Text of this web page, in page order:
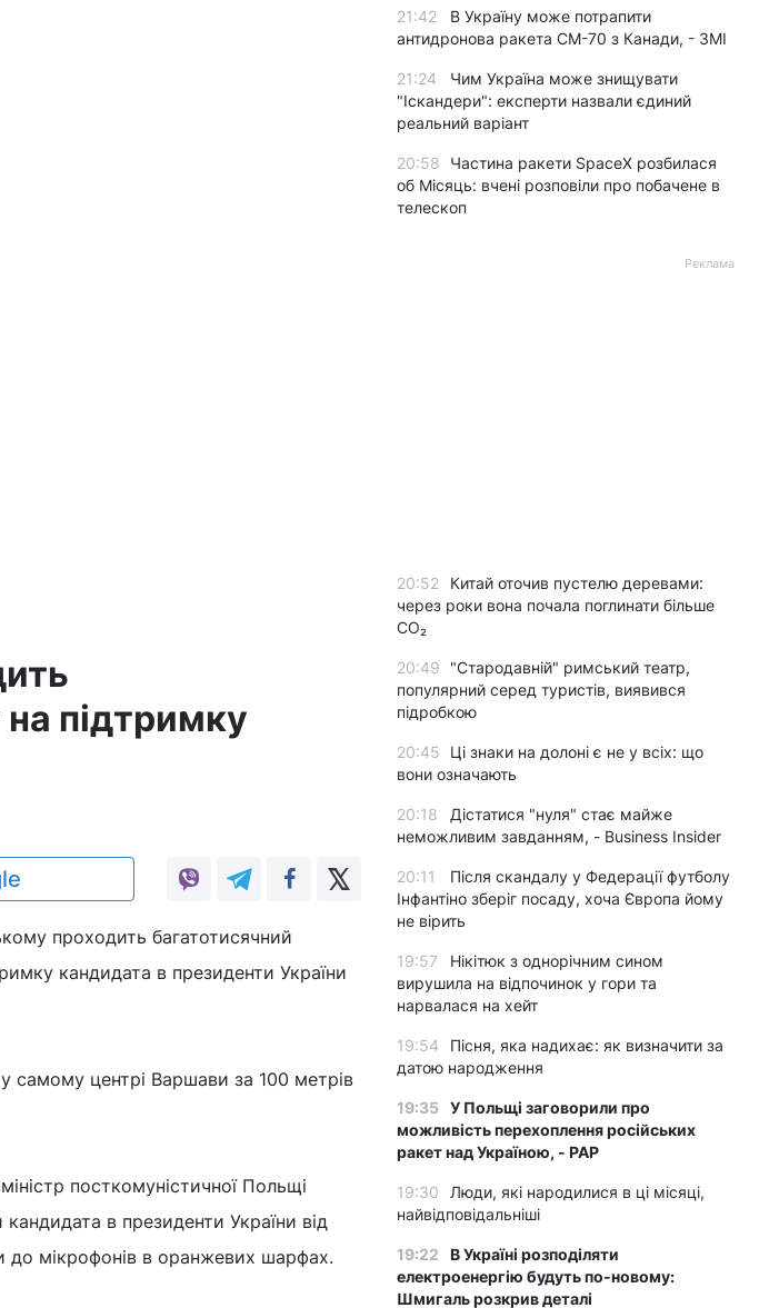
підтримку
проходить багатотисячний
кандидата в президенти України
самому центрі Варшави за 100 метрів
посткомуністичної Польщі
в президенти України від
до мікрофонів в оранжевих шарфах.
21:42
В Україну може потрапити
антидронова ракета CM-70 з Канади, - ЗМІ
21:24
Чим Україна може знищувати
"Іскандери": експерти назвали єдиний
реальний варіант
20:58
Частина ракети SpaceX розбилася
об Місяць: вчені розповіли про побачене в
телескоп
Реклама
20:52
Китай оточив пустелю деревами:
через роки вона почала поглинати більше
CO₂
20:49
"Стародавній" римський театр,
популярний серед туристів, виявився
підробкою
20:45
Ці знаки на долоні є не у всіх: що
вони означають
20:18
Дістатися "нуля" стає майже
неможливим завданням, - Business Insider
20:11
Після скандалу у Федерації футболу
Інфантіно зберіг посаду, хоча Європа йому
не вірить
19:57
Нікітюк з однорічним сином
вирушила на відпочинок у гори та
нарвалася на хейт
19:54
Пісня, яка надихає: як визначити за
датою народження
19:35 У Польщі заговорили про
можливість перехоплення російських
ракет над Україною, - PAP
19:30
Люди, які народилися в ці місяці,
найвідповідальніші
19:22
В Україні розподіляти
електроенергію будуть по-новому:
Шмигаль розкрив деталі